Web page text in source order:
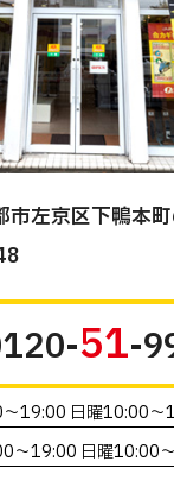
左京区下鴨本
51-
19:00 日曜10:00～
～19:00 日曜10:00